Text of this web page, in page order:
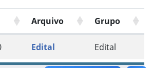
Arquivo Grupo
Edital Edital